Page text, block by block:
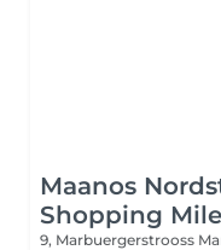
Maanos
Shopping Mile
9, Marbuergerstrooss